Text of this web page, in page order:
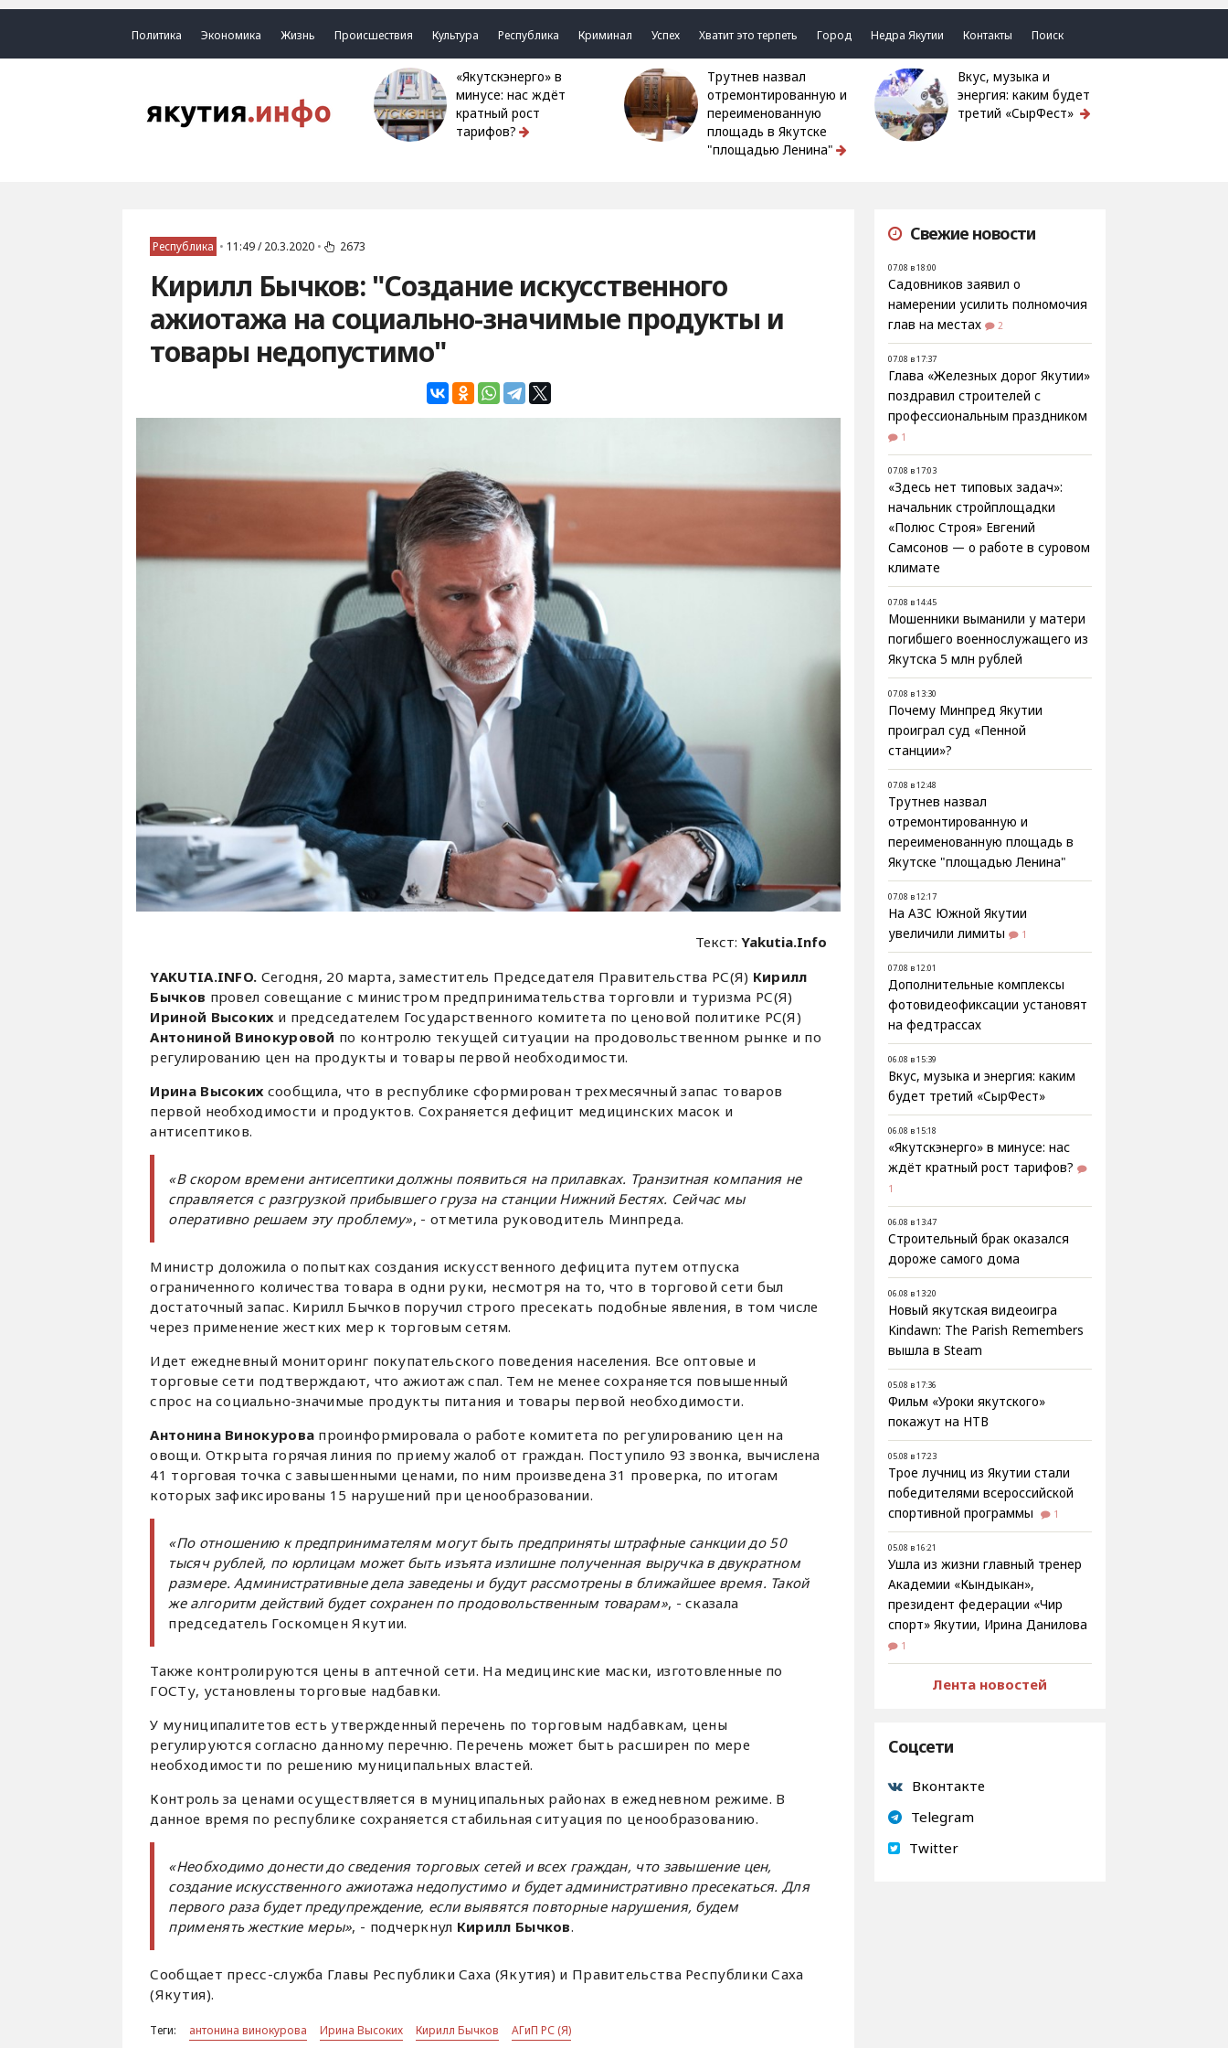
Политика Экономика Жизнь Происшествия Культура Республика Криминал Успех Хватит это терпеть Город Недра Якутии Контакты Поиск
«Якутскэнерго» в
минусе: нас ждёт
кратный рост
тарифов?
Трутнев назвал
отремонтированную и
переименованную
площадь в Якутске
"площадью Ленина"
Вкус, музыка и
энергия: каким будет
третий «СырФест»
Республика • 11:49 / 20.3.2020 • 2673
Кирилл Бычков: "Создание искусственного
ажиотажа на социально-значимые продукты и
товары недопустимо"
Текст:Yakutia.Info
YAKUTIA.INFO. Сегодня, 20 марта, заместитель Председателя Правительства РС(Я) Кирилл
Бычков провел совещание с министром предпринимательства торговли и туризма РС(Я)
Ириной Высоких и председателем Государственного комитета по ценовой политике РС(Я)
Антониной Винокуровой по контролю текущей ситуации на продовольственном рынке и по
регулированию цен на продукты и товары первой необходимости.
Ирина Высоких сообщила, что в республике сформирован трехмесячный запас товаров
первой необходимости и продуктов. Сохраняется дефицит медицинских масок и
антисептиков.
«В скором времени антисептики должны появиться на прилавках. Транзитная компания не
справляется с разгрузкой прибывшего груза на станции Нижний Бестях. Сейчас мы
оперативно решаем эту проблему», - отметила руководитель Минпреда.
Министр доложила о попытках создания искусственного дефицита путем отпуска
ограниченного количества товара в одни руки, несмотря на то, что в торговой сети был
достаточный запас. Кирилл Бычков поручил строго пресекать подобные явления, в том числе
через применение жестких мер к торговым сетям.
Идет ежедневный мониторинг покупательского поведения населения. Все оптовые и
торговые сети подтверждают, что ажиотаж спал. Тем не менее сохраняется повышенный
спрос на социально-значимые продукты питания и товары первой необходимости.
Антонина Винокурова проинформировала о работе комитета по регулированию цен на
овощи. Открыта горячая линия по приему жалоб от граждан. Поступило 93 звонка, вычислена
41 торговая точка с завышенными ценами, по ним произведена 31 проверка, по итогам
которых зафиксированы 15 нарушений при ценообразовании.
«По отношению к предпринимателям могут быть предприняты штрафные санкции до 50
тысяч рублей, по юрлицам может быть изъята излишне полученная выручка в двукратном
размере. Административные дела заведены и будут рассмотрены в ближайшее время. Такой
же алгоритм действий будет сохранен по продовольственным товарам», - сказала
председатель Госкомцен Якутии.
Также контролируются цены в аптечной сети. На медицинские маски, изготовленные по
ГОСТу, установлены торговые надбавки.
У муниципалитетов есть утвержденный перечень по торговым надбавкам, цены
регулируются согласно данному перечню. Перечень может быть расширен по мере
необходимости по решению муниципальных властей.
Контроль за ценами осуществляется в муниципальных районах в ежедневном режиме. В
данное время по республике сохраняется стабильная ситуация по ценообразованию.
«Необходимо донести до сведения торговых сетей и всех граждан, что завышение цен,
создание искусственного ажиотажа недопустимо и будет административно пресекаться. Для
первого раза будет предупреждение, если выявятся повторные нарушения, будем
применять жесткие меры», - подчеркнул Кирилл Бычков.
Сообщает пресс-служба Главы Республики Саха (Якутия) и Правительства Республики Саха
(Якутия).
Теги: антонина винокурова Ирина Высоких Кирилл Бычков АГиП РС (Я)
Свежие новости
07.08 в 18:00
Садовников заявил о
намерении усилить полномочия
глав на местах
2
07.08 в 17:37
Глава «Железных дорог Якутии»
поздравил строителей с
профессиональным праздником
1
07.08 в 17:03
«Здесь нет типовых задач»:
начальник стройплощадки
«Полюс Строя» Евгений
Самсонов — о работе в суровом
климате
07.08 в 14:45
Мошенники выманили у матери
погибшего военнослужащего из
Якутска 5 млн рублей
07.08 в 13:30
Почему Минпред Якутии
проиграл суд «Пенной
станции»?
07.08 в 12:48
Трутнев назвал
отремонтированную и
переименованную площадь в
Якутске "площадью Ленина"
07.08 в 12:17
На АЗС Южной Якутии
увеличили лимиты
1
07.08 в 12:01
Дополнительные комплексы
фотовидеофиксации установят
на федтрассах
06.08 в 15:39
Вкус, музыка и энергия: каким
будет третий «СырФест»
06.08 в 15:18
«Якутскэнерго» в минусе: нас
ждёт кратный рост тарифов?
1
06.08 в 13:47
Строительный брак оказался
дороже самого дома
06.08 в 13:20
Новый якутская видеоигра
Kindawn: The Parish Remembers
вышла в Steam
05.08 в 17:36
Фильм «Уроки якутского»
покажут на НТВ
05.08 в 17:23
Трое лучниц из Якутии стали
победителями всероссийской
спортивной программы
1
05.08 в 16:21
Ушла из жизни главный тренер
Академии «Кындыкан»,
президент федерации «Чир
спорт» Якутии, Ирина Данилова
1
Лента новостей
Соцсети
Вконтакте
Telegram
Twitter